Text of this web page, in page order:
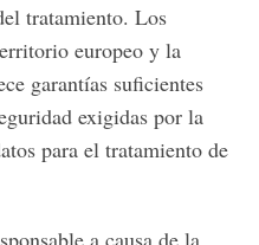
tratamiento. Los
europeo y la
garantías suficientes
exigidas por la
para el tratamiento de
a causa de la